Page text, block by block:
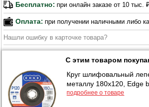
Бесплатно: при онлайн заказе от 10 тыс.
Оплата: при получении наличными либо
Нашли ошибку в карточке товара?
С этим товаром
Круг шлифовальный
металлу 180х120, Edge
подробнее о товаре